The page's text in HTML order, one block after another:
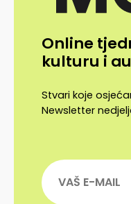
Online
kulturu i
Stvari koje
Newsletter